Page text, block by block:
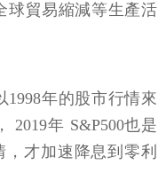
球貿易縮減等生產活
1998年的股市行情來
2019年 S&P500也是
，才加速降息到零利